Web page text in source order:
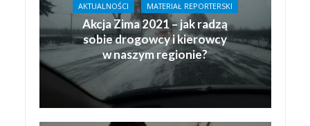
AKTUALNOŚCI MATERIAŁ REPORTERSKI
Akcja Zima 2021 – jak radzą
sobie drogowcy i kierowcy
w naszym regionie?